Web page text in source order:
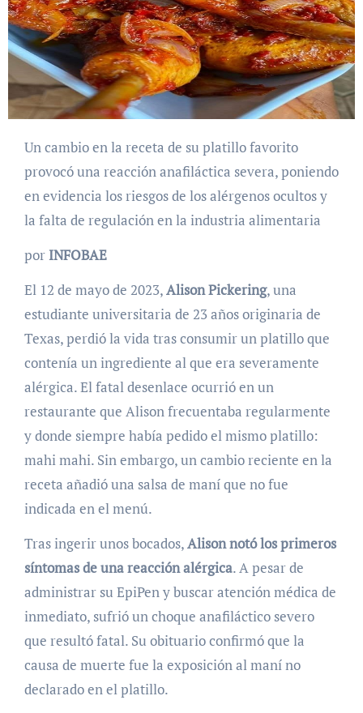
Un cambio en la receta de su platillo favorito
provocó una reacción anafiláctica severa, poniendo
en evidencia los riesgos de los alérgenos ocultos y
la falta de regulación en la industria alimentaria
porINFOBAE
El 12 de mayo de 2023,Alison Pickering, una
estudiante universitaria de 23 años originaria de
Texas, perdió la vida tras consumir un platillo que
contenía un ingrediente al que era severamente
alérgica. El fatal desenlace ocurrió en un
restaurante que Alison frecuentaba regularmente
y donde siempre había pedido el mismo platillo:
mahi mahi. Sin embargo, un cambio reciente en la
receta añadió una salsa de maní que no fue
indicada en el menú.
Tras ingerir unos bocados,Alison notó los primeros
síntomas de una reacción alérgica. A pesar de
administrar su EpiPen y buscar atención médica de
inmediato, sufrió un choque anafiláctico severo
que resultó fatal. Su obituario confirmó que la
causa de muerte fue la exposición al maní no
declarado en el platillo.